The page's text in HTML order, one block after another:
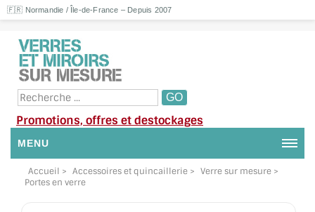
🇫🇷 Normandie / Île-de-France – Depuis 2007
Promotions, offres et destockages
MENU
NOUS CONTACTER
Accueil > Accessoires et quincaillerie > Verre sur mesure >
Portes en verre